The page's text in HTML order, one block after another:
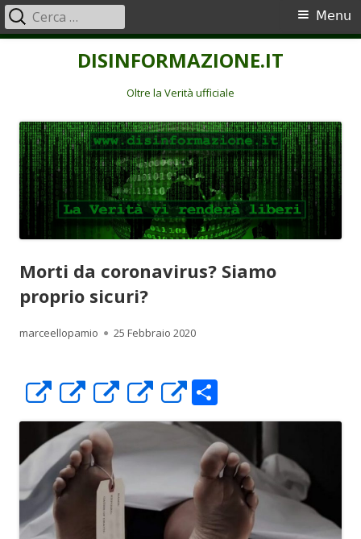
DISINFORMAZIONE.IT
Oltre la Verità ufficiale
Menu
principale
Menu
Ricerca
per:
Morti da coronavirus? Siamo
proprio sicuri?
Autore
marceellopamio Pubblicato
25 Febbraio 2020
Apre
in
una
nuova
finestra
Apre
in
una
nuova
finestra
Apre
in
nuova
finestra
Apre
in
una
nuova
finestra
Apre
in
una
nuova
finestra
o
n
di
vi
di